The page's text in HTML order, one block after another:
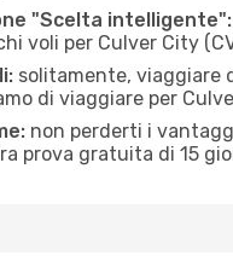
"Scelta intelligente":
voli per Culver City
solitamente, viaggiare
di viaggiare per
non perderti i
prova gratuita di 15